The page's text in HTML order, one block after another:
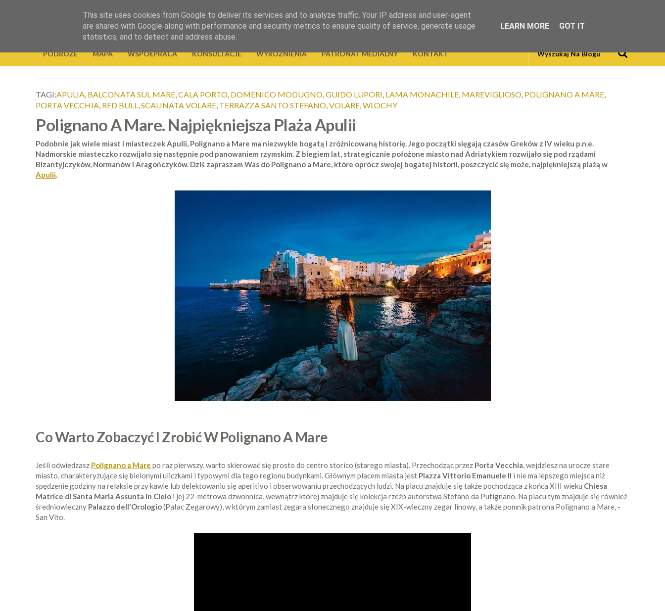
Okiem Obiektywu.
PODRÓŻE MAPA WSPÓŁPRACA KONSULTACJE WYRÓŻNIENIA PATRONAT MEDIALNY KONTAKT
TAGI:APULIA, BALCONATA SUL MARE,CALA PORTO, DOMENICO MODUGNO,GUIDO LUPORI, LAMA MONACHILE, MAREVIGLIOSO, POLIGNANO A MARE,
PORTA VECCHIA, RED BULL,SCALINATA VOLARE, TERRAZZA SANTO STEFANO,VOLARE,WLOCHY
Polignano A Mare. Najpiękniejsza Plaża Apulii
Podobnie jak wiele miast i miasteczek Apulii, Polignano a Mare ma niezwykle bogatą i zróżnicowaną historię. Jego początki sięgają czasów Greków z IV wieku p.n.e.
Nadmorskie miasteczko rozwijało się następnie pod panowaniem rzymskim. Z biegiem lat, strategicznie położone miasto nad Adriatykiem rozwijało się pod rządami
Bizantyjczyków, Normanów i Aragończyków. Dziś zapraszam Was do Polignano a Mare, które oprócz swojej bogatej historii, poszczycić się może, najpiękniejszą plażą w
Apulii.
Co Warto Zobaczyć I Zrobić W Polignano A Mare
Jeśli odwiedzasz Polignano a Mare po raz pierwszy, warto skierować się prosto do centro storico (starego miasta). Przechodząc przez Porta Vecchia, wejdziesz na urocze stare
miasto, charakteryzujące się bielonymi uliczkami i typowymi dla tego regionu budynkami. Głównym placem miasta jest Piazza Vittorio Emanuele II i nie ma lepszego miejsca niż
spędzenie godziny na relaksie przy kawie lub delektowaniu się aperitivo i obserwowaniu przechodzących ludzi. Na placu znajduje się także pochodząca z końca XIII wieku Chiesa
Matrice di Santa Maria Assunta in Cielo i jej 22-metrowa dzwonnica, wewnątrz której znajduje się kolekcja rzeźb autorstwa Stefano da Putignano. Na placu tym znajduje się również
średniowieczny Palazzo dell'Orologio(Pałac Zegarowy), w którym zamiast zegara słonecznego znajduje się XIX-wieczny zegar linowy, a także pomnik patrona Polignano a Mare, -
San Vito.
This site uses cookies from Google to deliver its services and to analyze traffic. Your IP address and user-agent
are shared with Google along with performance and security metrics to ensure quality of service, generate usage
statistics, and to detect and address abuse.
LEARN MORE GOT IT